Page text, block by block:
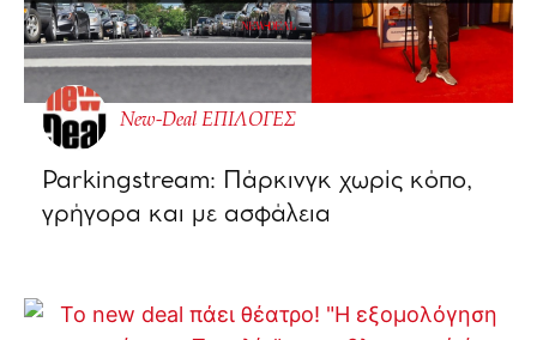
New-Deal ΕΠΙΛΟΓΕΣ
Parkingstream: Πάρκινγκ χωρίς κόπο,
γρήγορα και με ασφάλεια